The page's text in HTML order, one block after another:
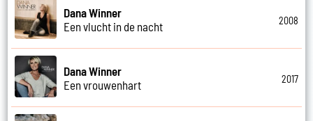
Dana Winner
Een vlucht in de nacht
2008
Dana Winner
Een vrouwenhart
2017